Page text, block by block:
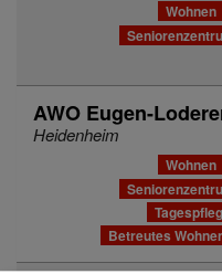
Wohnen
AWO Eugen-
Heidenheim
Wohnen
Betreutes